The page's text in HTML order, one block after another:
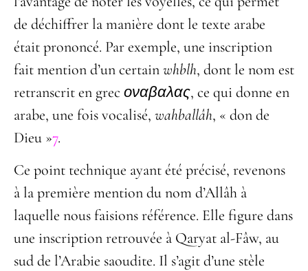
de déchiffrer la manière dont le texte arabe
était prononcé. Par exemple, une inscription
fait mention d’un certainwhblh, dont le nom est
retranscrit en grec οναβαλας, ce qui donne en
arabe, une fois vocalisé, wahballâh, « don de
Dieu »7.
Ce point technique ayant été précisé, revenons
à la première mention du nom d’Allâh à
laquelle nous faisions référence. Elle figure dans
une inscription retrouvée à Qaryat al-Fâw, au
sud de l’Arabie saoudite. Il s’agit d’une stèle